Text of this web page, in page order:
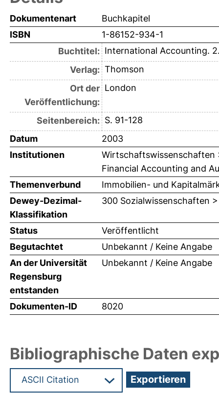
Dokumentenart
Buchkapitel
ISBN
1-86152-934-1
Buchtitel: International Accounting.
Verlag: Thomson
Ort der
Veröffentlichung:
London
Seitenbereich: S. 91-128
Datum
2003
Institutionen
Financial Accounting and
Themenverbund
Immobilien- und
Dewey-Dezimal-
Klassifikation
300 Sozialwissenschaften
Status
Veröffentlicht
Begutachtet
Unbekannt / Keine Angabe
An der Universität
Regensburg
entstanden
Unbekannt / Keine Angabe
Dokumenten-ID 8020
Bibliographische Daten